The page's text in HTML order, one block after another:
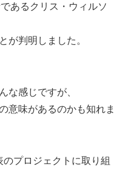
あるクリス・ウィルソ
が判明しました。
な感じですが、
意味があるのかも知れま
プロジェクトに取り組